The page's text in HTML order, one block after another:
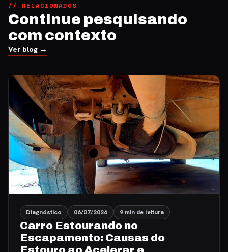
// RELACIONADOS
Continue pesquisando
com contexto
Ver blog →
Diagnóstico 06/07/2026 9 min de leitura
Carro Estourando no
Escapamento: Causas do
Estouro ao Acelerar e